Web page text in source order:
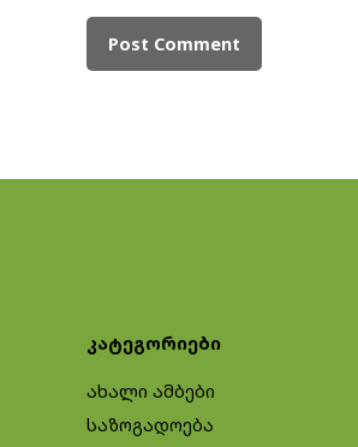
კატეგორიები
ახალი ამბები
საზოგადოება